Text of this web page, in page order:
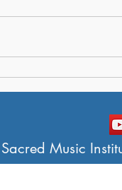
Music